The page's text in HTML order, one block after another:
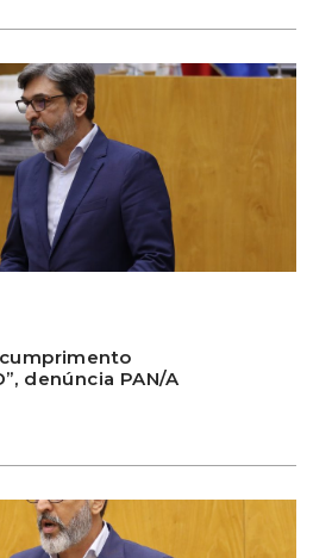
denúncia PAN/A